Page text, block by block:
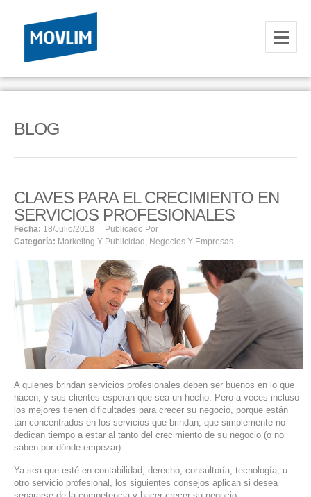
INICIO
HOSTING
HOSTING
RESELLER
SERVIDORES VPS
SERVIDORES VPS WINDOWS
SERVIDORES DEDICADOS
AGENCIA DIGITAL
PAGINAS WEB PARA NEGOCIOS
PAGINA WEB CON MANEJADOR DE CONTENIDOS
PAGINA WEB CON CATÁLOGO DE PRODUCTOS
PAGINAS WEB A MEDIDA
BLOG
CLAVES PARA EL CRECIMIENTO EN
SERVICIOS PROFESIONALES
Fecha: 18/julio/2018
Publicado Por
Categoría: Marketing Y Publicidad , Negocios Y Empresas
A quienes brindan servicios profesionales deben ser buenos en lo que
hacen, y sus clientes esperan que sea un hecho. Pero a veces incluso
los mejores tienen dificultades para crecer su negocio, porque están
tan concentrados en los servicios que brindan, que simplemente no
dedican tiempo a estar al tanto del crecimiento de su negocio (o no
saben por dónde empezar).
Ya sea que esté en contabilidad, derecho, consultoría, tecnología, u
otro servicio profesional, los siguientes consejos aplican si desea